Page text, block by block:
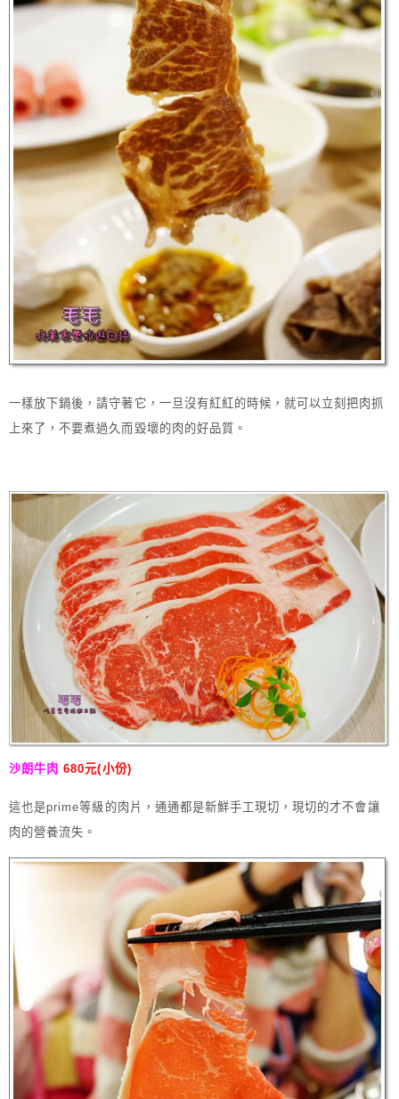
一樣放下鍋後，請守著它，一旦沒有紅紅的時候，就可以立刻把肉抓
上來了，不要煮過久而毀壞的肉的好品質。
沙朗牛肉680元(小份)
這也是prime等級的肉片，通通都是新鮮手工現切，現切的才不會讓
肉的營養流失。